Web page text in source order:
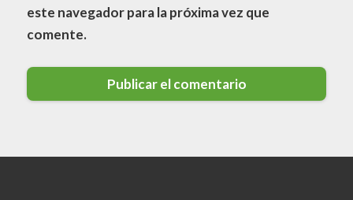
este navegador para la próxima vez que
comente.